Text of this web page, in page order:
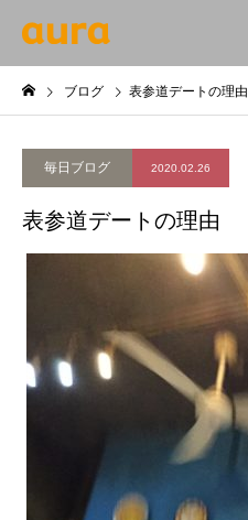
ブログ 表参道デートの理由
毎日ブログ 2020.02.26
表参道デートの理由